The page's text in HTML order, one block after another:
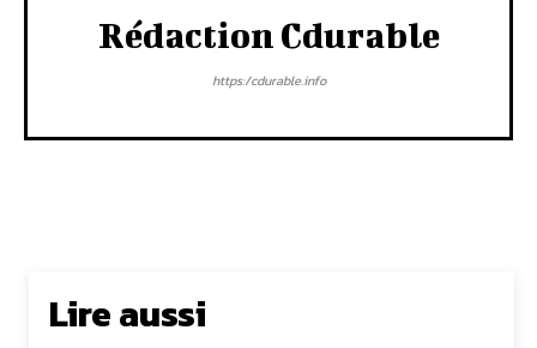
Rédaction Cdurable
https:/cdurable.info
Lire aussi